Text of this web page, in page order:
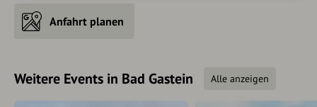
Anfahrt planen
Weitere Events in Bad Gastein Alle anzeigen